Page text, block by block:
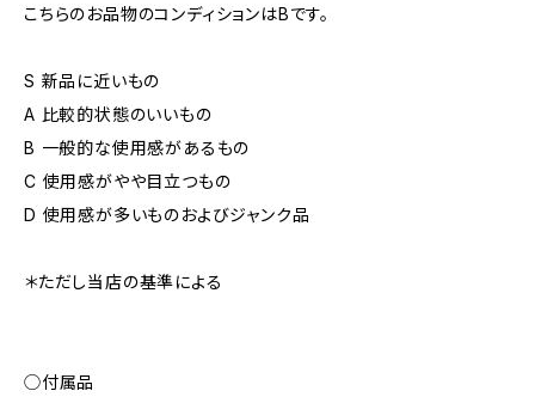
こちらのお品物のコンディションはBです。
S 新品に近いもの
A 比較的状態のいいもの
B 一般的な使用感があるもの
C 使用感がやや目立つもの
D 使用感が多いものおよびジャンク品
＊ただし当店の基準による
◯付属品